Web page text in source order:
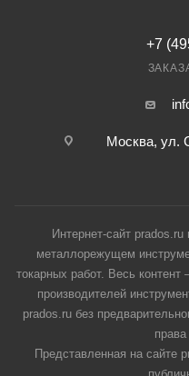
+7
Москва, ул.
Интернет-сайт
металлорежущем
токарных работ. Весь контент
производителей
prados.ru без
Представленная на сайте